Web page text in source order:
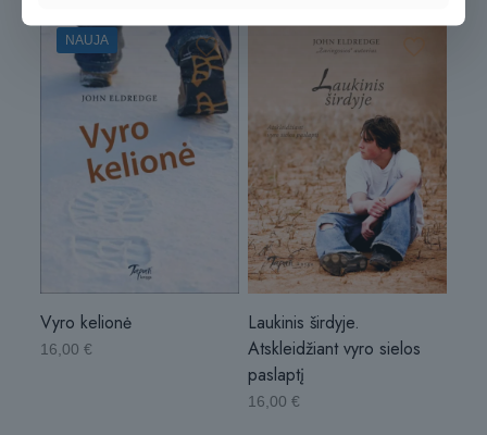
NAUJA
Vyro kelionė
16,00 €
Laukinis širdyje.
Atskleidžiant vyro sielos
paslaptį
16,00 €